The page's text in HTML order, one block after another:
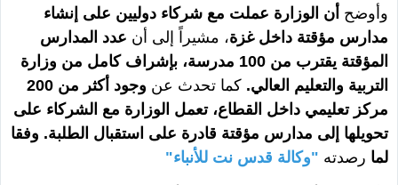
وأوضح أن الوزارة عملت مع شركاء دوليين على إنشاء
مدارس مؤقتة داخل غزة، مشيراً إلى أن عدد المدارس
المؤقتة يقترب من 100 مدرسة، بإشراف كامل من وزارة
التربية والتعليم العالي. كما تحدث عن
وجود أكثر من 200
مركز تعليمي داخل القطاع، تعمل الوزارة مع الشركاء على
تحويلها إلى مدارس مؤقتة قادرة على استقبال الطلبة. وفقا
لما رصدته "وكالة قدس نت للأنباء"